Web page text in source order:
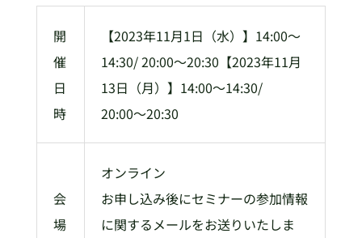
開
催
日
時
【2023年11月1日（水）】14:00〜
14:30/ 20:00〜20:30【2023年11月
13日（月）】14:00〜14:30/
20:00〜20:30
会
場
オンライン
お申し込み後にセミナーの参加情報
に関するメールをお送りいたしま